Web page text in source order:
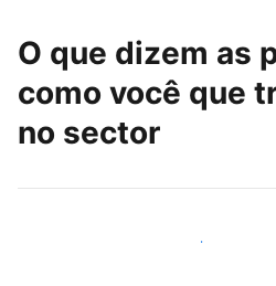
O que dizem as
como você que
no sector
Junte-se a outros anfitriões